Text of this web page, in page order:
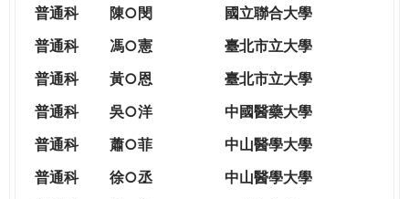
TOMORROW
CITIZENSHIP
普通科
陳○閔
國立聯合大學
普通科
馮○憲
臺北市立大學
普通科
黃○恩
臺北市立大學
普通科 吳○洋
中國醫藥大學
普通科
蕭○菲
中山醫學大學
普通科
徐○丞
中山醫學大學